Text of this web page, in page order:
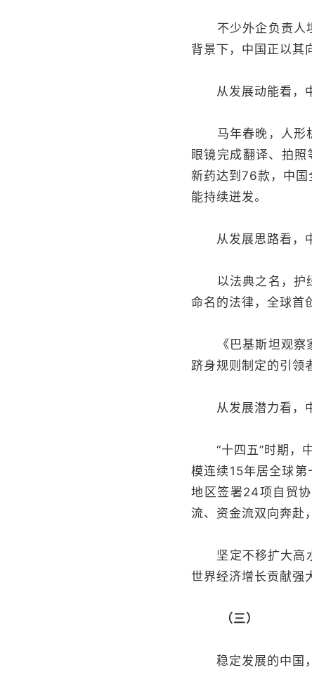
不少外企负责人坦
背景下，中国正以其
从发展动能看，中
马年春晚，人形机
眼镜完成翻译、拍
新药达到76款，中
能持续迸发。
从发展思路看，中
以法典之名，护绿
命名的法律，全球首
《巴基斯坦观察家
跻身规则制定的引领
从发展潜力看，中
“十四五”时期，中
模连续15年居全球
地区签署24项自贸
流、资金流双向奔赴
坚定不移扩大高水
世界经济增长贡献强
（三）
稳定发展的中国，